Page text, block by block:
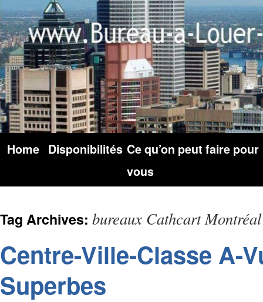
Home Disponibilités Ce qu’on peut faire pour
vous
Tag Archives: bureaux Cathcart Montréal
Centre-Ville-Classe A-
Superbes